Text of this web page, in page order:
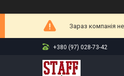
Зараз компанія
+380 (97) 028-73-42